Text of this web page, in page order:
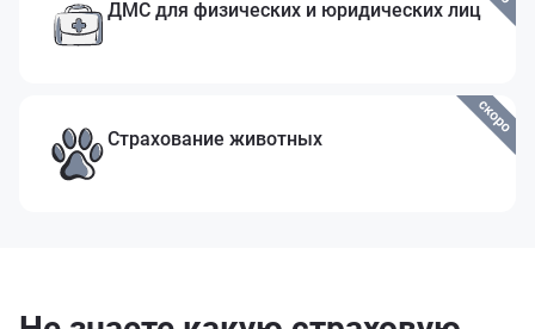
ДМС для физических и юридических лиц
Страхование животных